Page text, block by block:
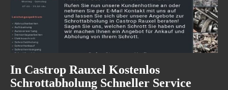
In Castrop Rauxel Kostenlos
Schrottabholung Schneller Service